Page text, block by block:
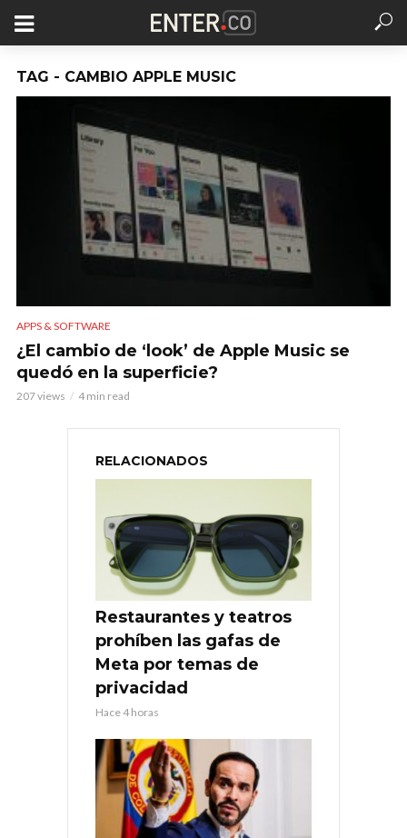
TAG - CAMBIO APPLE MUSIC
APPS & SOFTWARE
¿El cambio de ‘look’ de Apple Music se
quedó en la superficie?
207 views 4 min read
RELACIONADOS
Restaurantes y teatros
prohíben las gafas de
Meta por temas de
privacidad
Hace 4 horas